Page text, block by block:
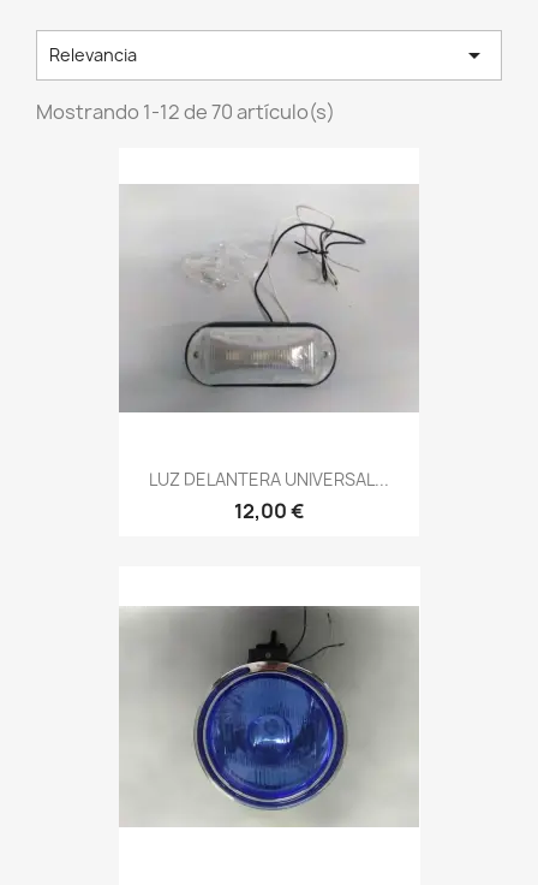
Relevancia 
Mostrando 1-12 de 70 artículo(s)
LUZ DELANTERA UNIVERSAL...
12,00 €